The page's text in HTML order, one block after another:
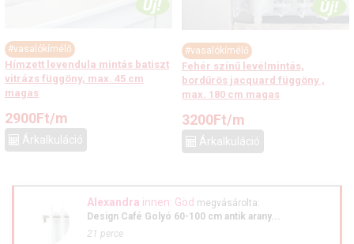
#vasalókímélő
Hímzett levendula mintás batiszt
vitrázs függöny, max. 45 cm
magas
2900Ft/m
Árkalkuláció
#vasalókímélő
Fehér színű levélmintás,
bordűrös jacquard függöny ,
max. 180 cm magas
3200Ft/m
Árkalkuláció
Alexandra innen: Göd megvásárolta:
Design Café Golyó 60-100 cm antik arany...
21 perce